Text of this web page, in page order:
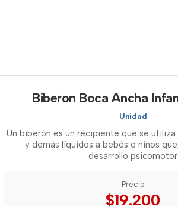
Biberon Boca Ancha
Unidad
Un biberón es un recipiente que se utiliza
y demás líquidos a bebés o niños
desarrollo psicomotor
Precio
$19.200